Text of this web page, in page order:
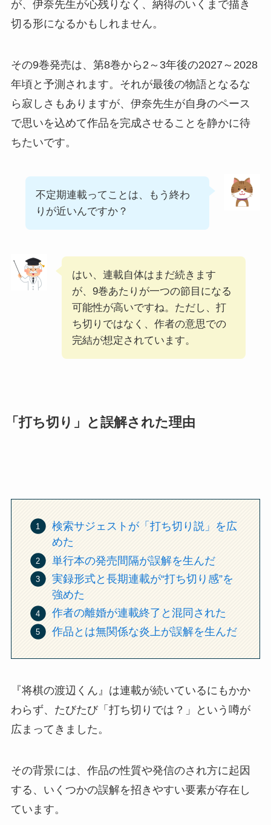
が、伊奈先生が心残りなく、納得のいくまで描き
切る形になるかもしれません。
その9巻発売は、第8巻から2～3年後の2027～2028
年頃と予測されます。それが最後の物語となるな
ら寂しさもありますが、伊奈先生が自身のペース
で思いを込めて作品を完成させることを静かに待
ちたいです。
不定期連載ってことは、もう終わ
りが近いんですか？
はい、連載自体はまだ続きます
が、9巻あたりが一つの節目になる
可能性が高いですね。ただし、打
ち切りではなく、作者の意思での
完結が想定されています。
「打ち切り」と誤解された理由
検索サジェストが「打ち切り説」を広
めた
単行本の発売間隔が誤解を生んだ
実録形式と長期連載が“打ち切り感”を
強めた
作者の離婚が連載終了と混同された
作品とは無関係な炎上が誤解を生んだ
『将棋の渡辺くん』は連載が続いているにもかか
わらず、たびたび「打ち切りでは？」という噂が
広まってきました。
その背景には、作品の性質や発信のされ方に起因
する、いくつかの誤解を招きやすい要素が存在し
ています。